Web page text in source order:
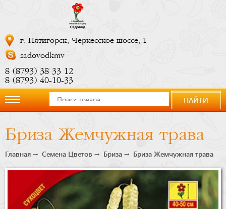
г. Пятигорск, Черкесское шоссе, 1
sadovodkmv
8 (8793) 38 33 12
8 (8793) 40-10-33
компании
Новости
Купить
НАЙТИ
Бриза Жемчужная трава
Главная Семена Цветов Бриза Бриза Жемчужная трава